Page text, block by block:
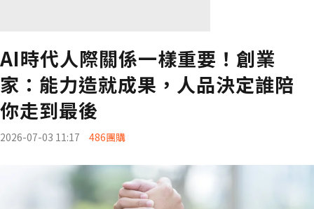
AI時代人際關係一樣重要！創業
家：能力造就成果，人品決定誰陪
你走到最後
2026-07-03 11:17 486團購